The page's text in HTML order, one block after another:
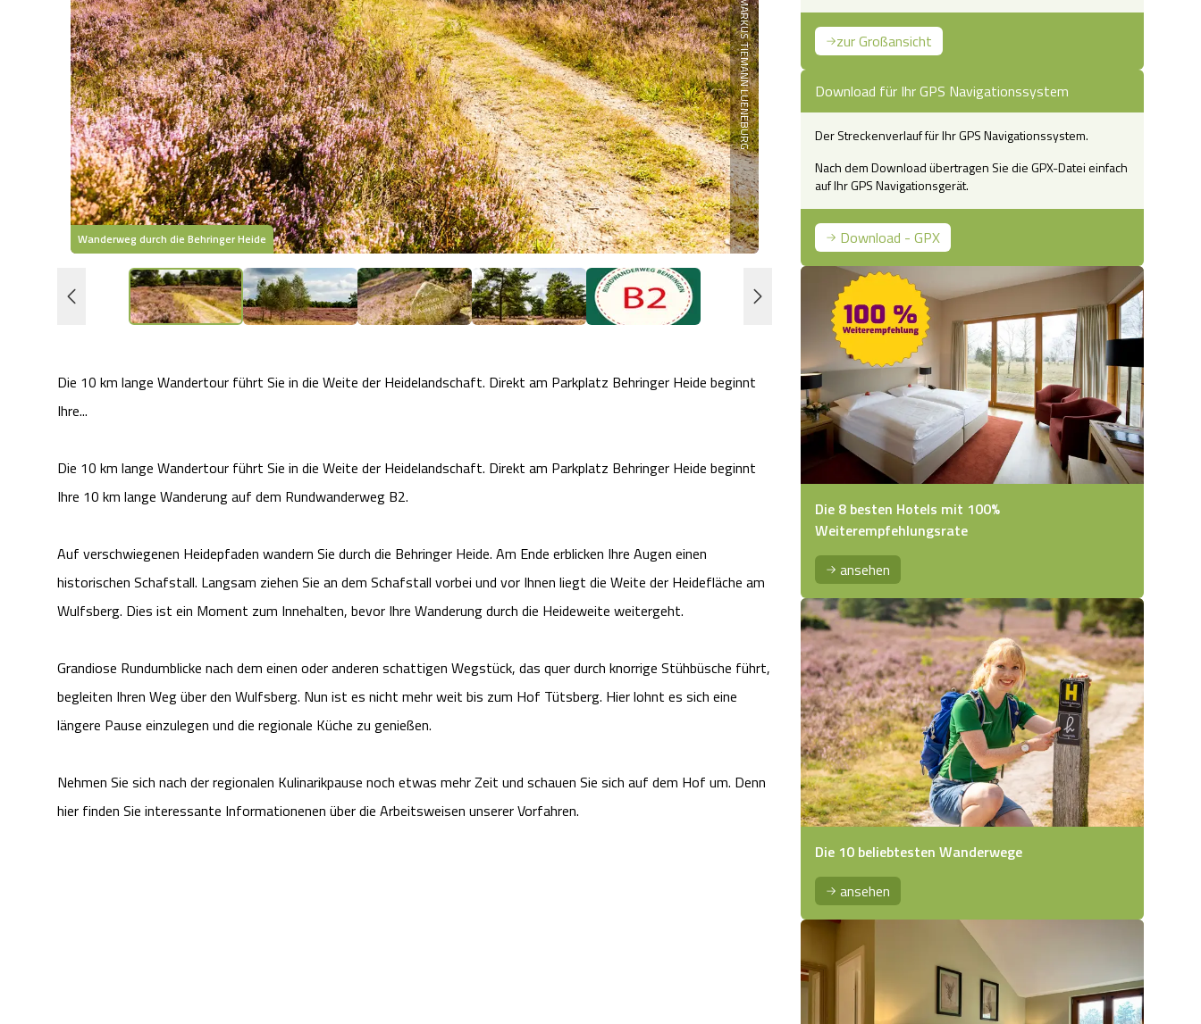
Wanderweg durch die Behringer Heide Behringer Heide
Die 10 km lange Wandertour führt Sie in die Weite der Heidelandschaft. Direkt am Parkplatz Behringer Heide beginnt
Ihre...
Die 10 km lange Wandertour führt Sie in die Weite der Heidelandschaft. Direkt am Parkplatz Behringer Heide beginnt
Ihre 10 km lange Wanderung auf dem Rundwanderweg B2.
Auf verschwiegenen Heidepfaden wandern Sie durch die Behringer Heide. Am Ende erblicken Ihre Augen einen
historischen Schafstall. Langsam ziehen Sie an dem Schafstall vorbei und vor Ihnen liegt die Weite der Heidefläche am
Wulfsberg. Dies ist ein Moment zum Innehalten, bevor Ihre Wanderung durch die Heideweite weitergeht.
Grandiose Rundumblicke nach dem einen oder anderen schattigen Wegstück, das quer durch knorrige Stühbüsche führt,
begleiten Ihren Weg über den Wulfsberg. Nun ist es nicht mehr weit bis zum Hof Tütsberg. Hier lohnt es sich eine
längere Pause einzulegen und die regionale Küche zu genießen.
Nehmen Sie sich nach der regionalen Kulinarikpause noch etwas mehr Zeit und schauen Sie sich auf dem Hof um. Denn
hier finden Sie interessante Informationenen über die Arbeitsweisen unserer Vorfahren.
zur Großansicht
Download für Ihr GPS Navigationssystem
Der Streckenverlauf für Ihr GPS Navigationssystem.
Nach dem Download übertragen Sie die GPX-Datei einfach
auf Ihr GPS Navigationsgerät.
Download - GPX
Die 8 besten Hotels mit 100%
Weiterempfehlungsrate
ansehen
Die 10 beliebtesten Wanderwege
ansehen